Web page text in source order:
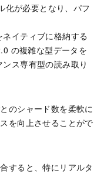
化が必要となり、パフ
イティブに格納する
の複雑な型データを
ス専有型の読み取り
のシャード数を柔軟に
を向上させることがで
すると、特にリアルタ